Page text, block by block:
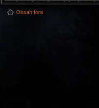
Obsah fóra